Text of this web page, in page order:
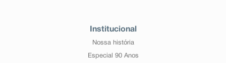
Institucional
Nossa história
Especial 90 Anos